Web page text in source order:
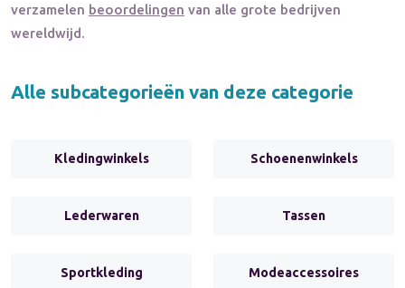
verzamelen beoordelingen van alle grote bedrijven
wereldwijd.
Alle subcategorieën van deze categorie
Kledingwinkels Schoenenwinkels
Lederwaren Tassen
Sportkleding Modeaccessoires